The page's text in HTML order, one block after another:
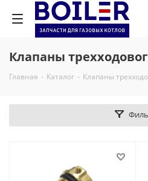
Клапаны
Главная - Каталог - Клапаны